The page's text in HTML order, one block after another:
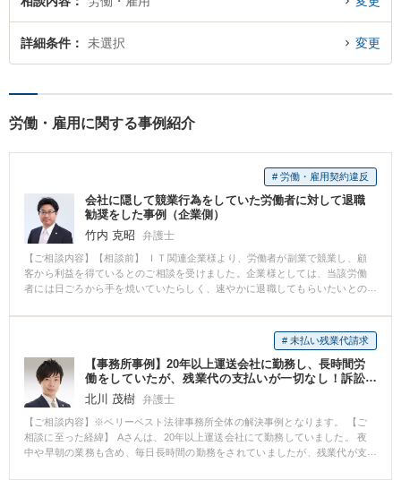
詳細条件 未選択 変更
労働・雇用に関する事例紹介
# 労働・雇用契約違反
会社に隠して競業行為をしていた労働者に対して退職
勧奨をした事例（企業側）
竹内 克昭
弁護士
【ご相談内容】【相談前】 ＩＴ関連企業様より、労働者が副業で競業し、顧
客から利益を得ているとのご相談を受けました。企業様としては、当該労働
者には日ごろから手を焼いていたらしく、速やかに退職してもらいたいとの
業規則を確認のうえ、競業や損害の証拠収集にご協力いただき、懲戒ないし
退職勧奨の方針決定をすることにしました。 懲戒解雇事由を満たしたことを
確認したうえで退職勧奨に臨み、労働者の言い分を聞く機会を持ったとこ
ろ、即日自己都合退職をすることで話がまとまりました。 【先生のコメン
ト】 本件では、在職中の競業による顧客争奪でしたので、就業規則の定め方
や競業禁止の誓約書の取り付けが重要でしたが、いずれも十分とは言えない
状況でした。そのため、仮に退職勧奨を拒まれた場合、紛争の長期化が見込
まれましたが、企業様の迅速な証拠収集の対応があったことから、うまく進
めることができたと感じています。 企業様は、随時メールや電話などで連絡
を取り合い、細かい疑問にも対応したことを喜ばれておりました。
# 未払い残業代請求
【事務所事例】20年以上運送会社に勤務し、長時間労
働をしていたが、残業代の支払いが一切なし！訴訟
（裁判）で、約770万円を得た
北川 茂樹 弁護士
【ご相談内容】※ベリーベスト法律事務所全体の解決事例となります。 【ご
相談に至った経緯】 Aさんは、20年以上運送会社にて勤務していました。 夜
中や早朝の業務も含め、毎日長時間の勤務をされていましたが、残業代が支
職することになりました。 【ご相談内容】 「会社から少しでも残業代を支払